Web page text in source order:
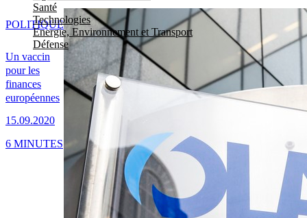
Santé
Technologies
Energie, Environnement et Transport
Défense
Un vaccin
pour les
finances
européennes
15.09.2020
POLITIQUE
6 MINUTES